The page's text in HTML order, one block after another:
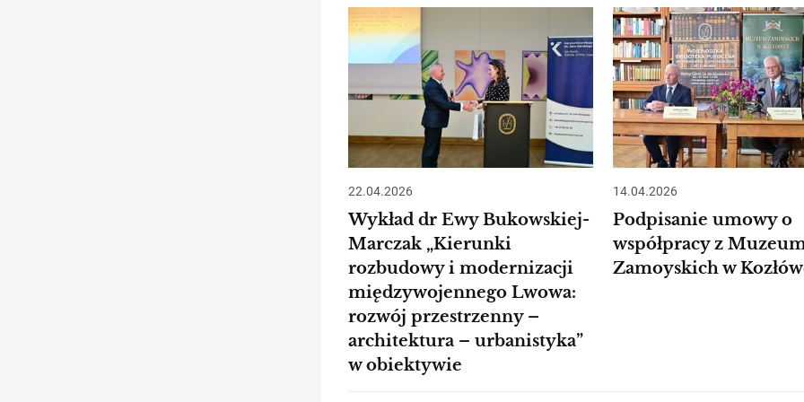
22.04.2026
Wykład dr Ewy Bukowskiej-
Marczak „Kierunki
rozbudowy i modernizacji
międzywojennego Lwowa:
rozwój przestrzenny –
architektura – urbanistyka”
w obiektywie
14.04.2026
Podpisanie umowy o
współpracy z
Zamoyskich w